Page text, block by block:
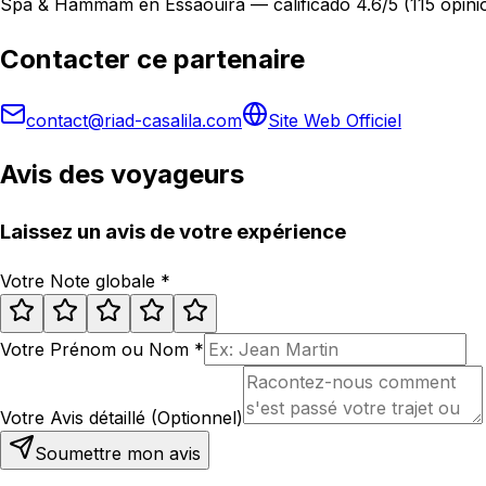
Contacter ce partenaire
contact@riad-casalila.com Site Web Officiel
Avis des voyageurs
Laissez un avis de votre expérience
Votre Note globale *
Votre Prénom ou Nom *
Votre Avis détaillé (Optionnel)
Soumettre mon avis